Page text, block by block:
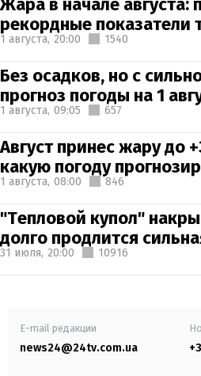
рекордные показатели
1 августа, 20:00 1540
Без осадков, но с
прогноз погоды на 1
1 августа, 09:05 657
Август принес жару до
какую погоду
1 августа, 08:00 846
"Тепловой купол"
долго продлится
31 июля, 20:00 10916
E-mail редакции
news24@24tv.com.ua